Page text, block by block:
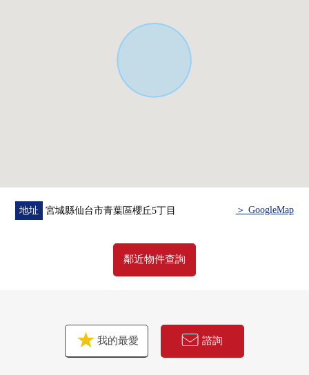
07-Eleven仙台櫻丘6丁目商店步行7分鐘的約510m
0Lawson仙台川平1丁目商店步行8分鐘的約580m
0櫻丘aozora內科步行9分鐘的約680m
0全家便利店川平1丁目商店步行12分鐘的約910m
地址 宮城縣仙台市青葉區櫻丘5丁目 ＞ GoogleMap
鄰近物件查詢
我的最愛 諮詢